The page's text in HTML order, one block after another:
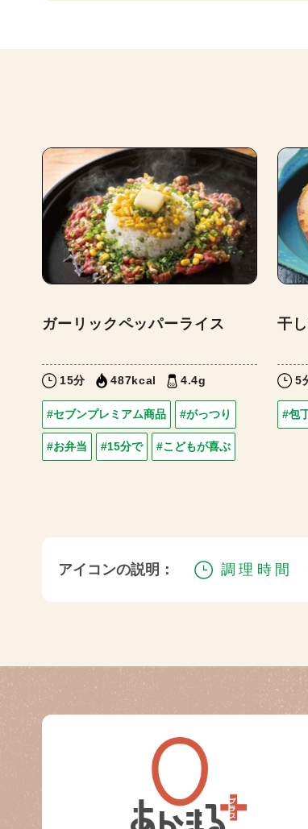
ガーリックペッパーライス
15分 487kcal 4.4g
#セブンプレミアム商品 #がっつり
#お弁当 #15分で #こどもが喜ぶ
干
5
#包
アイコンの説明： 調理時間